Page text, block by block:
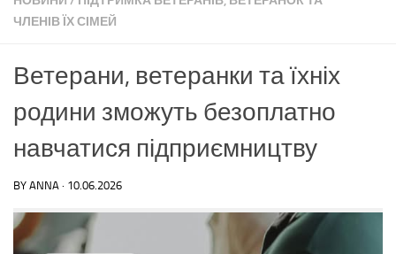
ЧЛЕНІВ ЇХ СІМЕЙ
Ветерани, ветеранки та їхніх
родини зможуть безоплатно
навчатися підприємництву
BY ANNA · 10.06.2026